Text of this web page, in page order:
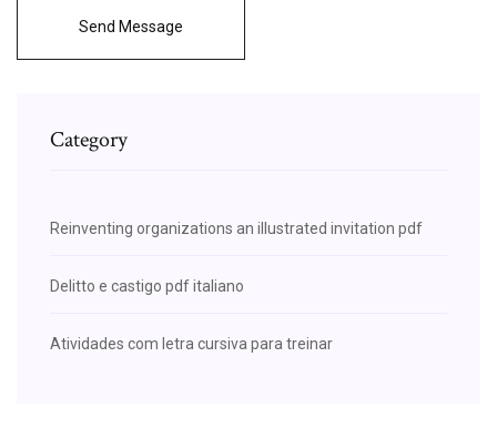
Send Message
Category
Reinventing organizations an illustrated invitation pdf
Delitto e castigo pdf italiano
Atividades com letra cursiva para treinar